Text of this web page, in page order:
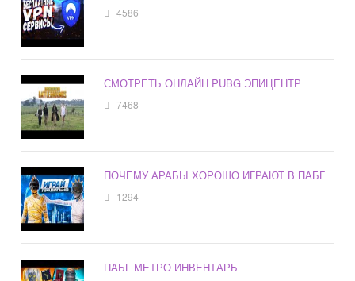
4586
СМОТРЕТЬ ОНЛАЙН PUBG ЭПИЦЕНТР
7468
ПОЧЕМУ АРАБЫ ХОРОШО ИГРАЮТ В ПАБГ
1294
ПАБГ МЕТРО ИНВЕНТАРЬ